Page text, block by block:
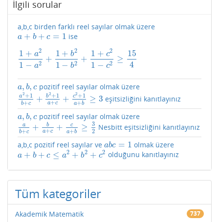
İlgili sorular
a,b,c birden farklı reel sayılar olmak üzere
a + b + c = 1
a+b+c =1 ise
1 + a2
1 − a2 +
1 + b2
1 − b2 +
1 + c2
1 − c2 ≥
15
4
1+a21−a2+ 1+b21− b2+ 1+c21−c 2≥ 154
a, b, c
a,b,c pozitif reel sayılar olmak üzere
a2+1
b+c + b2+1
a+c + c2+1
a+b ≥ 3
a2+1 b+c +b2+ 1a +c+c2 +1 a+ b≥3
eşitsizliğini kanıtlayınız
a, b, c
a,b,c pozitif reel sayılar olmak üzere
a
b+c +
b
a+c +
c
a+b ≥
3
2
ab+ c+b a+c+ ca +b≥3 2
Nesbitt eşitsizliğini kanıtlayınız
a,b,c pozitif reel sayılar ve abc = 1
abc =1 olmak üzere
a + b + c ≤ a2 + b2 + c2
a+b+c ≤a 2+ b2 +c2 olduğunu kanıtlayınız
Tüm kategoriler
Akademik Matematik 737